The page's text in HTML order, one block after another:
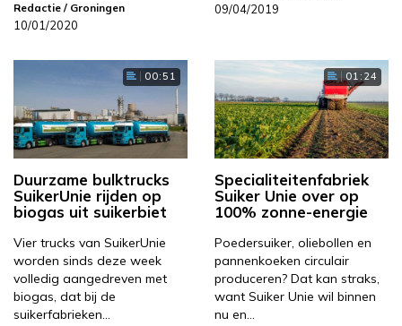
Redactie / Groningen
10/01/2020
09/04/2019
00:51
Duurzame bulktrucks
SuikerUnie rijden op
biogas uit suikerbiet
Vier trucks van SuikerUnie
worden sinds deze week
volledig aangedreven met
biogas, dat bij de
suikerfabrieken…
01:24
Specialiteitenfabriek
Suiker Unie over op
100% zonne-energie
Poedersuiker, oliebollen en
pannenkoeken circulair
produceren? Dat kan straks,
want Suiker Unie wil binnen
nu en…